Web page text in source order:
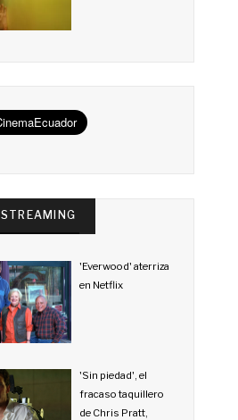
STREAMING
'Everwood' aterriza
en Netflix
'Sin piedad', el
fracaso taquillero
de Chris Pratt,